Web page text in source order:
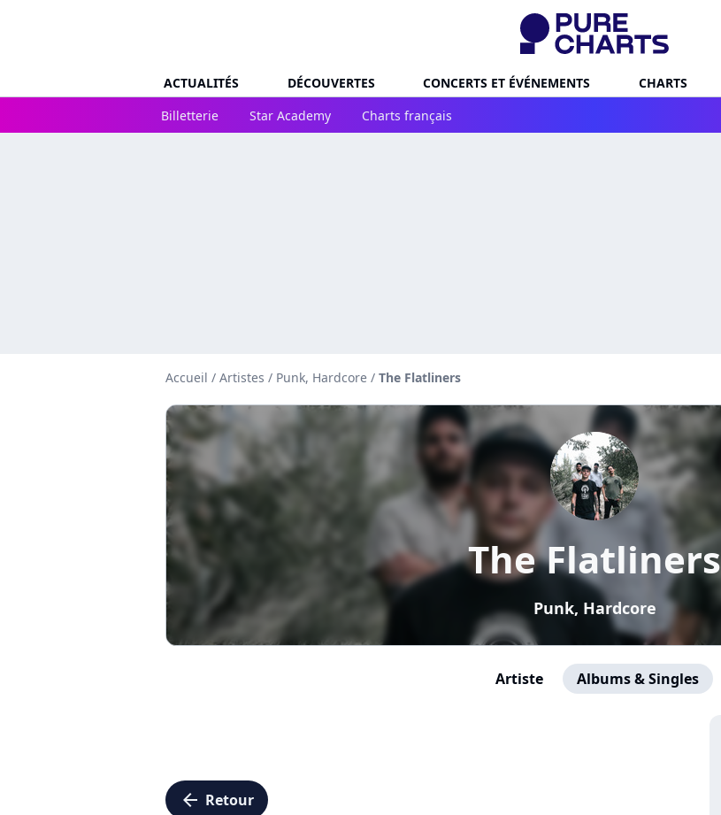
ACTUALITÉS DÉCOUVERTES CONCERTS ET ÉVÉNEMENTS CHARTS
Billetterie
Star Academy Charts français
Accueil / Artistes / Punk, Hardcore / The Flatliners
The Flatliners
Punk, Hardcore
Artiste Albums & Singles
arrow_left Retour